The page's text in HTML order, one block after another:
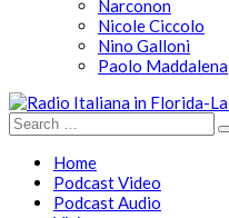
Narconon
Nicole Ciccolo
Nino Galloni
Paolo Maddalena
Home
Podcast Video
Podcast Audio